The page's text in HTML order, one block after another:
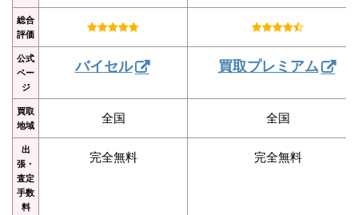
総合
評価
公式
ペー
ジ
バイセル 買取プレミアム
買取
地域
全国 全国
出
張・
査定
手数
料
完全無料 完全無料